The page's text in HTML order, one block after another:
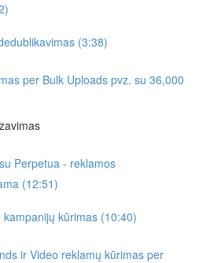
(3:38)
per Bulk Uploads pvz. su 36,000
Perpetua - reklamos
(12:51)
kūrimas (10:40)
ir Video reklamų kūrimas per